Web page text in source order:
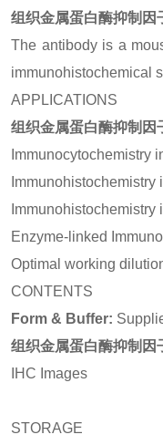
组织金属蛋白酶抑制因
The antibody is a
immunohistochemical
APPLICATIONS
组织金属蛋白酶抑制因
Immunocytochemistry
Enzyme-linked
Optimal working
CONTENTS
Form & Buffer:
组织金属蛋白酶抑制因
IHC Images
STORAGE